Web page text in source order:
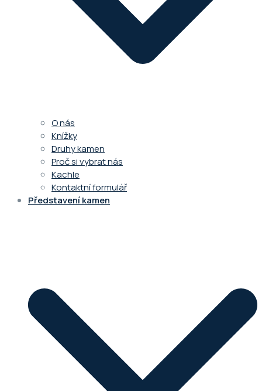
O nás
Knížky
Druhy kamen
Proč si vybrat nás
Kachle
Kontaktní formulář
Představení kamen